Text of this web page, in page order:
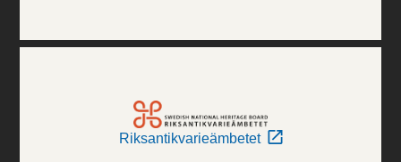
Riksantikvarieämbetet